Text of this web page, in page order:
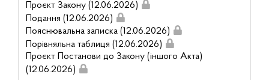
Проєкт Закону (12.06.2026)
Подання (12.06.2026)
Пояснювальна записка (12.06.2026)
Порівняльна таблиця (12.06.2026)
Проєкт Постанови до Закону (іншого Акта)
(12.06.2026)